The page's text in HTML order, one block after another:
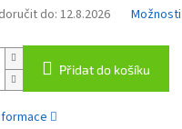
do: 12.8.2026
Přidat do košíku